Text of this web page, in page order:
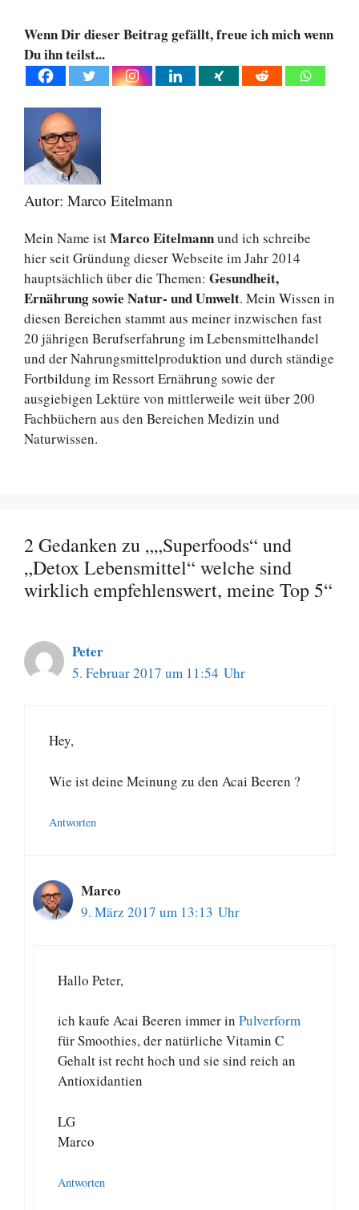
Wenn Dir dieser Beitrag gefällt, freue ich mich wenn
Du ihn teilst...
Autor: Marco Eitelmann
Mein Name istMarco Eitelmannund ich schreibe
hier seit Gründung dieser Webseite im Jahr 2014
hauptsächlich über die Themen: Gesundheit,
Ernährung sowie Natur- und Umwelt. Mein Wissen in
diesen Bereichen stammt aus meiner inzwischen fast
20 jährigen Berufserfahrung im Lebensmittelhandel
und der Nahrungsmittelproduktion und durch ständige
Fortbildung im Ressort Ernährung sowie der
ausgiebigen Lektüre von mittlerweile weit über 200
Fachbüchern aus den Bereichen Medizin und
Naturwissen.
2 Gedanken zu „„Superfoods“ und
„Detox Lebensmittel“ welche sind
wirklich empfehlenswert, meine Top 5“
Peter
5. Februar 2017 um 11:54 Uhr
Hey,
Wie ist deine Meinung zu den Acai Beeren ?
Antworten
Marco
9. März 2017 um 13:13 Uhr
Hallo Peter,
ich kaufe Acai Beeren immer in Pulverform
für Smoothies, der natürliche Vitamin C
Gehalt ist recht hoch und sie sind reich an
Antioxidantien
LG
Marco
Antworten